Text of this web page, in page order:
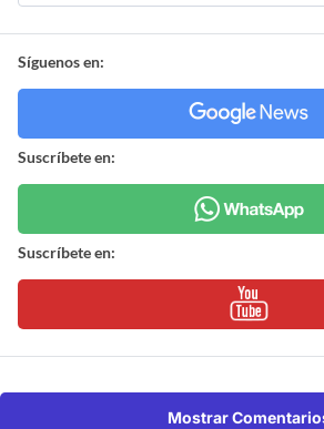
Síguenos en:
Suscríbete en:
Suscríbete en:
Mostrar